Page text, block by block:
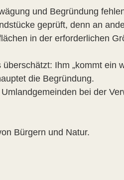
und Begründung
geprüft, denn an
in der erforderlichen
Ihm „kommt ein
die Begründung.
bei der
Bürgern und Natur.